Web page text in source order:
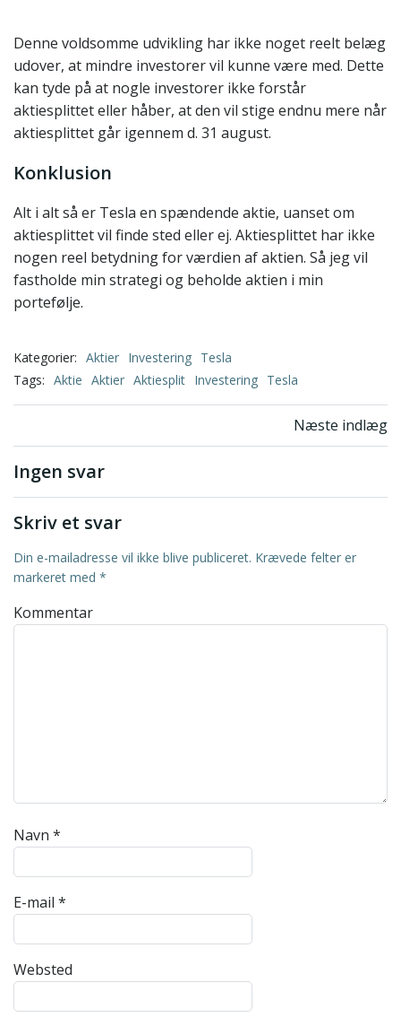
Denne voldsomme udvikling har ikke noget reelt belæg
udover, at mindre investorer vil kunne være med. Dette
kan tyde på at nogle investorer ikke forstår
aktiesplittet eller håber, at den vil stige endnu mere når
aktiesplittet går igennem d. 31 august.
Konklusion
Alt i alt så er Tesla en spændende aktie, uanset om
aktiesplittet vil finde sted eller ej. Aktiesplittet har ikke
nogen reel betydning for værdien af aktien. Så jeg vil
fastholde min strategi og beholde aktien i min
portefølje.
Kategorier: Aktier Investering Tesla
Tags: Aktie Aktier Aktiesplit Investering Tesla
Næste indlæg
Ingen svar
Skriv et svar
Din e-mailadresse vil ikke blive publiceret. Krævede felter er
markeret med *
Kommentar
Navn *
E-mail *
Websted